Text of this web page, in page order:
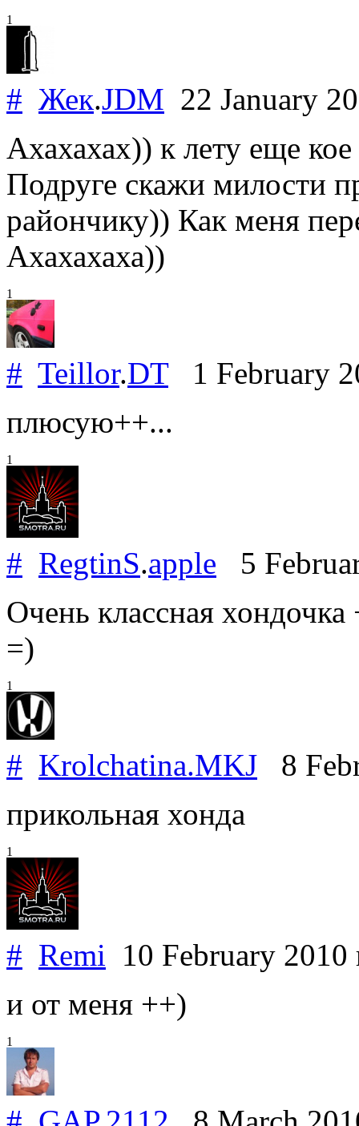
1
# Жек.JDM 22 January
Ахахахах)) к лету еще
Подруге скажи милости
райончику)) Как меня
Ахахахаха))
1
# Teillor.DT1 February
плюсую++...
1
# RegtinS.apple 5
Очень классная хондочка
=)
1
# Krolchatina.MKJ 8
прикольная хонда
1
# Remi 10 February 2010
и от меня ++)
1